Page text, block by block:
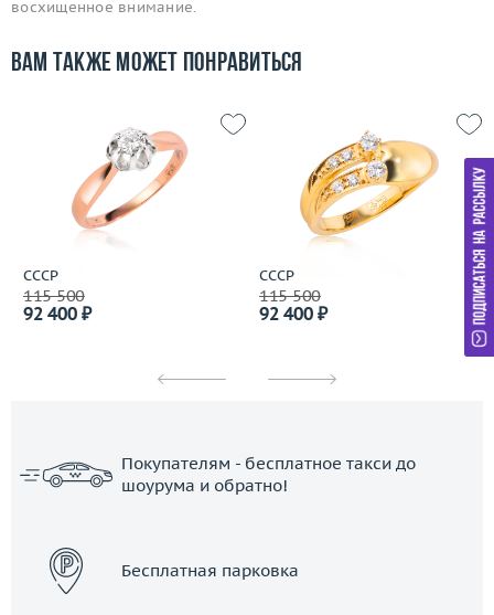
восхищенное внимание.
Вам также может понравиться
СССР
115 500
92 400 ₽
СССР
115 500
92 400 ₽
Покупателям - бесплатное такси до
шоурума и обратно!
Бесплатная парковка